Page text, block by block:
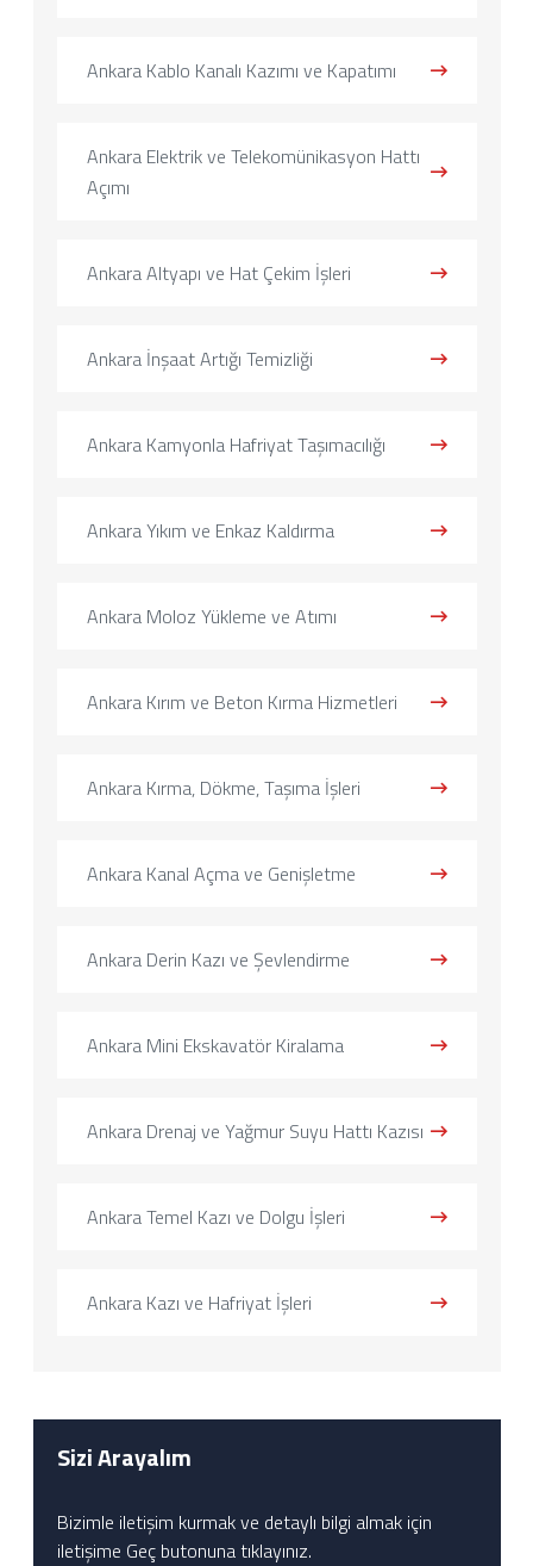
Ankara Kablo Kanalı Kazımı ve Kapatımı
Ankara Elektrik ve Telekomünikasyon Hattı
Açımı
Ankara Altyapı ve Hat Çekim İşleri
Ankara İnşaat Artığı Temizliği
Ankara Kamyonla Hafriyat Taşımacılığı
Ankara Yıkım ve Enkaz Kaldırma
Ankara Moloz Yükleme ve Atımı
Ankara Kırım ve Beton Kırma Hizmetleri
Ankara Kırma, Dökme, Taşıma İşleri
Ankara Kanal Açma ve Genişletme
Ankara Derin Kazı ve Şevlendirme
Ankara Mini Ekskavatör Kiralama
Ankara Drenaj ve Yağmur Suyu Hattı Kazısı
Ankara Temel Kazı ve Dolgu İşleri
Ankara Kazı ve Hafriyat İşleri
Sizi Arayalım
Bizimle iletişim kurmak ve detaylı bilgi almak için
iletişime Geç butonuna tıklayınız.